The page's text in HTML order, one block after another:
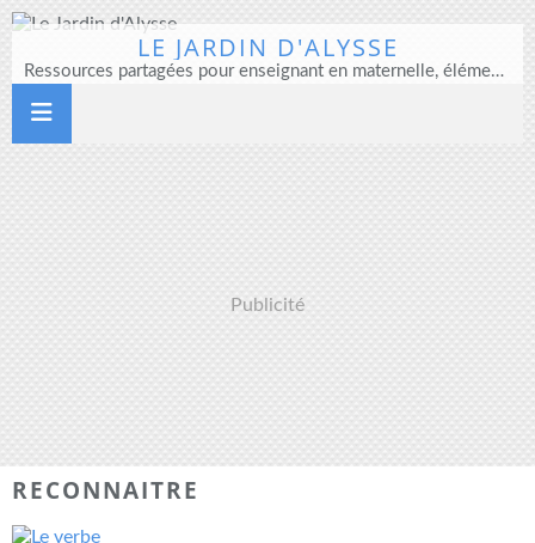
LE JARDIN D'ALYSSE
Ressources partagées pour enseignant en maternelle, élémentaire et direction d'école
Publicité
RECONNAITRE